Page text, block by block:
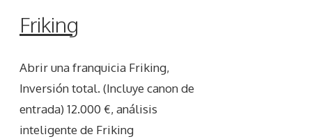
Friking
Abrir una franquicia Friking,
Inversión total. (Incluye canon de
entrada) 12.000 €, análisis
inteligente de Friking